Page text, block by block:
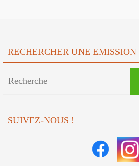
RECHERCHER UNE EMISSION
SUIVEZ-NOUS !